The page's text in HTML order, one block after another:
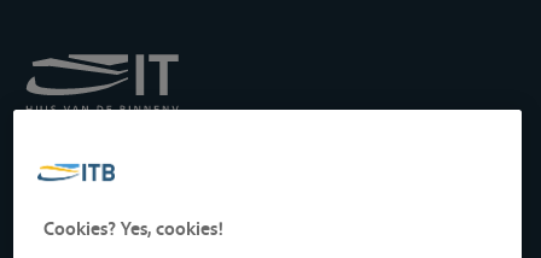
Transport auf der
Drukpersstraat 19
1000 Brüssel, Belgien
Cookies? Yes, cookies!